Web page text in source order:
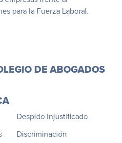
para la Fuerza Laboral.
DE ABOGADOS
Despido injustificado
Discriminación